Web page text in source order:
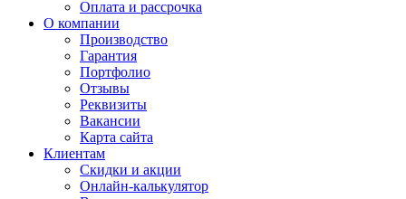
Оплата и рассрочка
О компании
Производство
Гарантия
Портфолио
Отзывы
Реквизиты
Вакансии
Карта сайта
Клиентам
Скидки и акции
Онлайн-калькулятор